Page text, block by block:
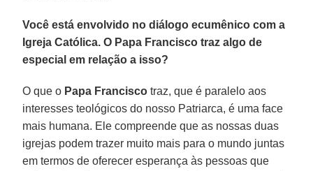
Você está envolvido no diálogo ecumênico com a
Igreja Católica. O Papa Francisco traz algo de
especial em relação a isso?
O que o Papa Francisco traz, que é paralelo aos
interesses teológicos do nosso Patriarca, é uma face
mais humana. Ele compreende que as nossas duas
igrejas podem trazer muito mais para o mundo juntas
em termos de oferecer esperança às pessoas que